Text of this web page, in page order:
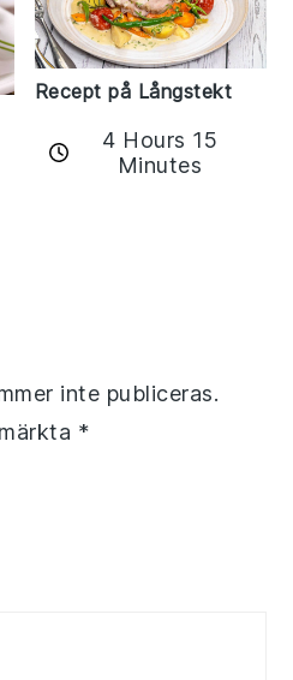
Recept på Långstekt
4 Hours 15
Minutes
inte publiceras.
*